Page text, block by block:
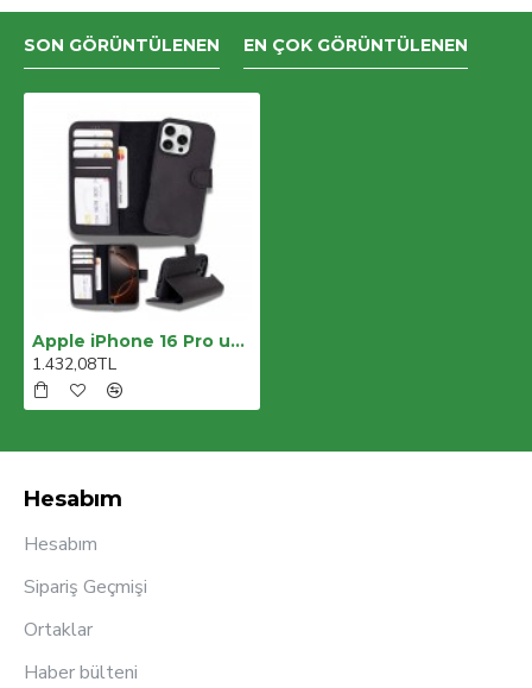
SON GÖRÜNTÜLENEN EN ÇOK GÖRÜNTÜLENEN
Apple iPhone 16 Pro uyumlu, Hakiki Deri, El Yapımı, Cüzdanlı Kılıf, Mat Siyah
1.432,08TL
Hesabım
Hesabım
Sipariş Geçmişi
Ortaklar
Haber bülteni